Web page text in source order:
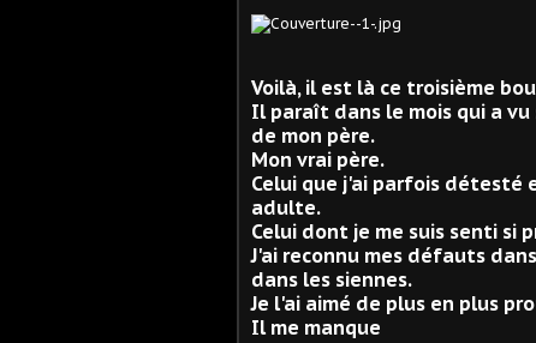
Voilà, il est là ce troisième
Il paraît dans le mois qui a
de mon père.
Mon vrai père.
Celui que j'ai parfois
adulte.
Celui dont je me suis senti si
J'ai reconnu mes défauts
dans les siennes.
Je l'ai aimé de plus en plus
Il me manque